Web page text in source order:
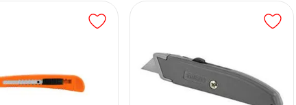
exacta permite realizar cortes de alta precisión, ideal para
manualidades o reparaciones.
de trabajo.
resistente y cuchillas de calidad, esta herramienta
garantizando su efectividad en proyectos repetitivos o